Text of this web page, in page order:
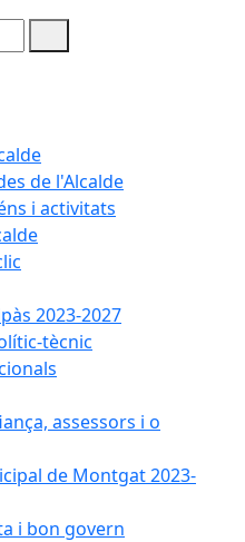
de l'Alcalde
i activitats
2023-2027
tècnic
assessors i o
de Montgat 2023-
i bon govern